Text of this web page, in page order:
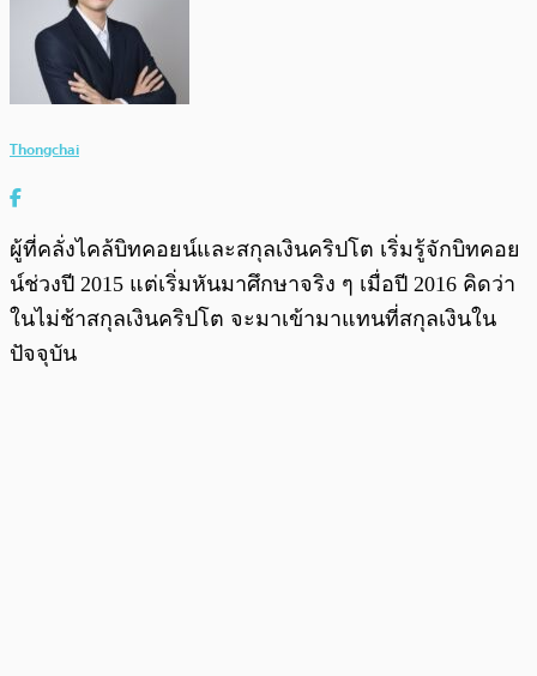
Thongchai
ผู้ที่คลั่งไคล้บิทคอยน์และสกุลเงินคริปโต เริ่มรู้จักบิทคอย
น์ช่วงปี 2015 แต่เริ่มหันมาศึกษาจริง ๆ เมื่อปี 2016 คิดว่า
ในไม่ช้าสกุลเงินคริปโต จะมาเข้ามาแทนที่สกุลเงินใน
ปัจจุบัน